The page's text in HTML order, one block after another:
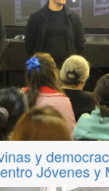
y
Jóvenes y